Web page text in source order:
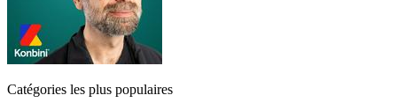
Catégories les plus populaires